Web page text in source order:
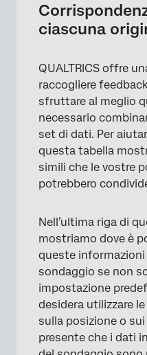
ciascuna
QUALTRICS offre
raccogliere
sfruttare al meglio
necessario
set di dati. Per
questa tabella
simili che le vostre
potrebbero
Nell’ultima riga di
mostriamo dove è
queste informazioni
sondaggio se non
impostazione
desidera utilizzare
sulla posizione o
presente che i dati